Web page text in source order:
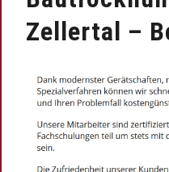
Zellertal –